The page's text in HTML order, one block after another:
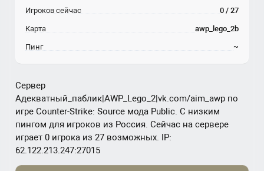
Сервер
Адекватный_паблик|AWP_Lego_2|vk.com/aim_awp по
игре Counter-Strike: Source мода Public. С низким
пингом для игроков из Россия. Сейчас на сервере
играет 0 игрока из 27 возможных. IP:
62.122.213.247:27015
Игроков сейчас 0 / 27
Карта awp_lego_2b
Пинг ~